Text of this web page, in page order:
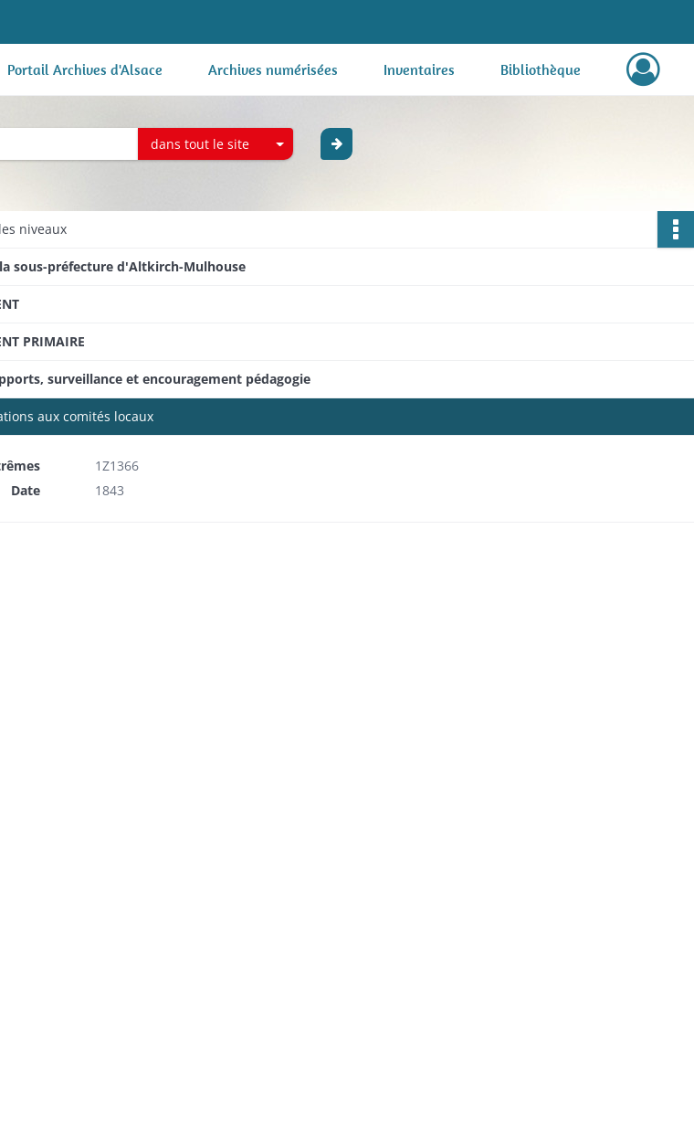
Portail Archives d'Alsace Archives numérisées Inventaires Bibliothèque
dans tout le site
niveaux
sous-préfecture d'Altkirch-Mulhouse
PRIMAIRE
surveillance et encouragement pédagogie
aux comités locaux
1Z1366
Date
1843